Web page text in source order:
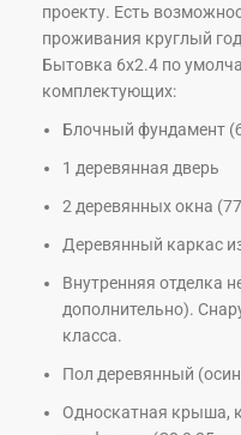
проекту. Есть
проживания круглый
Бытовка 6х2.4 по
комплектующих:
Блочный фундамент
1 деревянная дверь
2 деревянных окна
Деревянный каркас
Внутренняя отделка
дополнительно).
класса.
Пол деревянный
Односкатная крыша,